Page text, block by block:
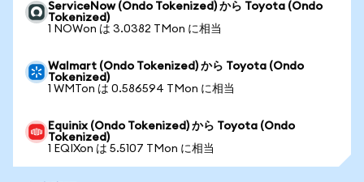
ServiceNow (Ondo Tokenized) から Toyota (Ondo
Tokenized)
1 NOWon は 3.0382 TMon に相当
Walmart (Ondo Tokenized) から Toyota (Ondo
Tokenized)
1 WMTon は 0.586594 TMon に相当
Equinix (Ondo Tokenized) から Toyota (Ondo
Tokenized)
1 EQIXon は 5.5107 TMon に相当